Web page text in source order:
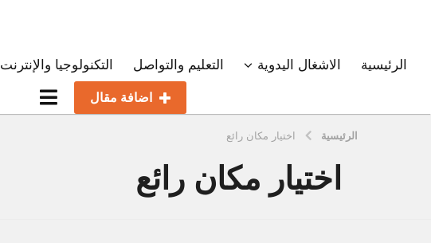
الرئيسية الاشغال اليدوية التعليم والتواصل التكنولوجيا والإنترنت
اضافة مقال
الرئيسية اختيار مكان رائع
اختيار مكان رائع